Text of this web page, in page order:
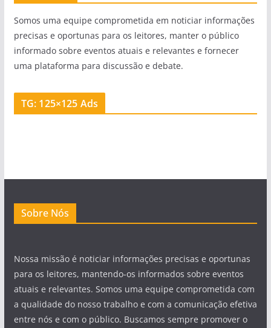
Somos uma equipe comprometida em noticiar informações
precisas e oportunas para os leitores, manter o público
informado sobre eventos atuais e relevantes e fornecer
uma plataforma para discussão e debate.
TG: 125×125 Ads
Sobre Nós
Nossa missão é noticiar informações precisas e oportunas
para os leitores, mantendo-os informados sobre eventos
atuais e relevantes. Somos uma equipe comprometida com
a qualidade do nosso trabalho e com a comunicação efetiva
entre nós e com o público. Buscamos sempre promover o